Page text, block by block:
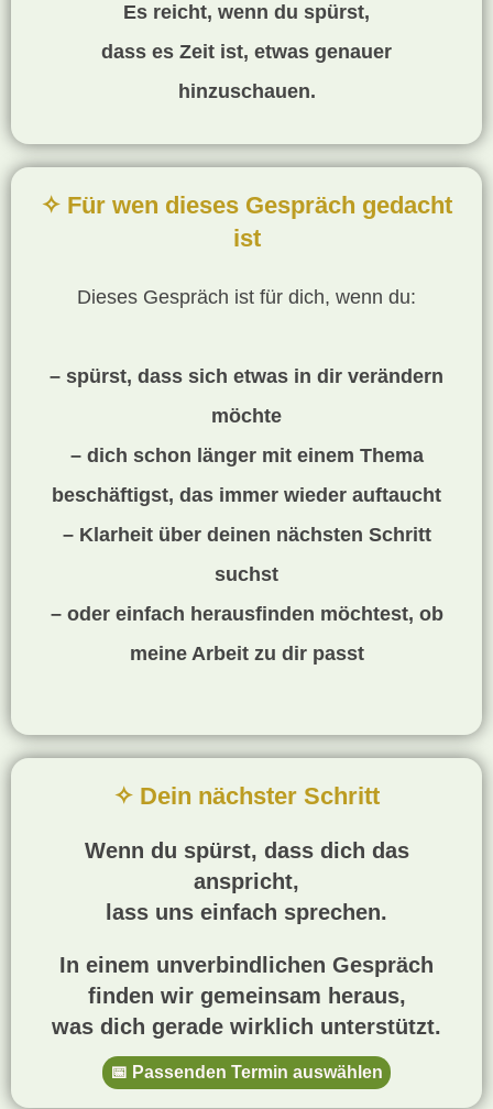
Es reicht, wenn du spürst,
dass es Zeit ist, etwas genauer
hinzuschauen.
✧ Für wen dieses Gespräch gedacht
ist
Dieses Gespräch ist für dich, wenn du:
– spürst, dass sich etwas in dir verändern
möchte
– dich schon länger mit einem Thema
beschäftigst, das immer wieder auftaucht
– Klarheit über deinen nächsten Schritt
suchst
– oder einfach herausfinden möchtest, ob
meine Arbeit zu dir passt
✧ Dein nächster Schritt
Wenn du spürst, dass dich das
anspricht,
lass uns einfach sprechen.
In einem unverbindlichen Gespräch
finden wir gemeinsam heraus,
was dich gerade wirklich unterstützt.
📅 Passenden Termin auswählen